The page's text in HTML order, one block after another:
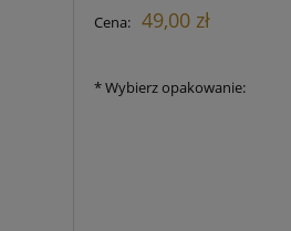
płatności
Cena: 49,00 zł
*Wybierz opakowanie: